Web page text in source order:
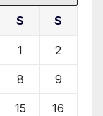
S S
1 2
8 9
15 16